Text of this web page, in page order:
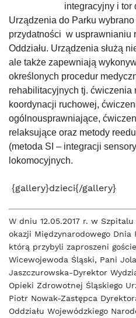
integracyjny i tor
Urządzenia do Parku
przydatności w usprawnianiu
Oddziału. Urządzenia służą
ale także zapewniają
określonych procedur
rehabilitacyjnych tj. ćwiczenia
koordynacji ruchowej,
ogólnousprawniające,
relaksujące oraz metody
(metoda SI – integracji
lokomocyjnych.
{gallery}dzieci{/gallery}
W dniu 12.05.2017 r. w
okazji Międzynarodowego Dnia
którą przybyli zaproszeni
Wicewojewoda Śląski, Pani
Jaszczurowska-Dyrektor
Opieki Zdrowotnej Śląskiego
Piotr Nowak-Zastępca
Oddziału Wojewódzkiego